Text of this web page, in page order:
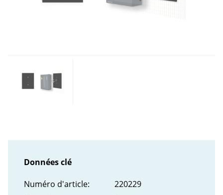
Données clé
Numéro d'article:
220229